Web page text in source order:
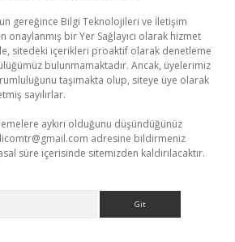
gereğince Bilgi Teknolojileri ve İletişim
onaylanmış bir Yer Sağlayıcı olarak hizmet
sitedeki içerikleri proaktif olarak denetleme
bulunmamaktadır. Ancak, üyelerimiz
taşımakta olup, siteye üye olarak
sayılırlar.
aykırı olduğunu düşündüğünüz
adresine bildirmeniz
süre içerisinde sitemizden kaldırılacaktır.